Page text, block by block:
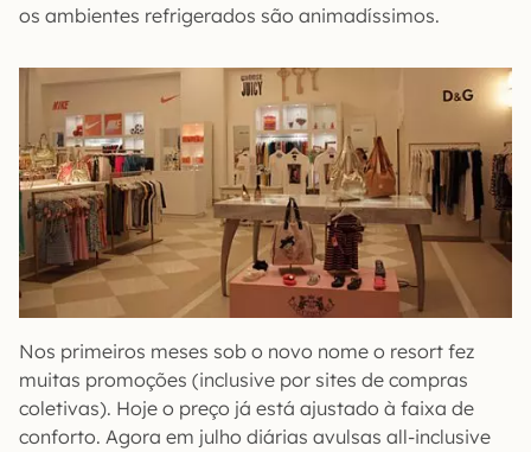
os ambientes refrigerados são animadíssimos.
Nos primeiros meses sob o novo nome o resort fez
muitas promoções (inclusive por sites de compras
coletivas). Hoje o preço já está ajustado à faixa de
conforto. Agora em julho diárias avulsas all-inclusive